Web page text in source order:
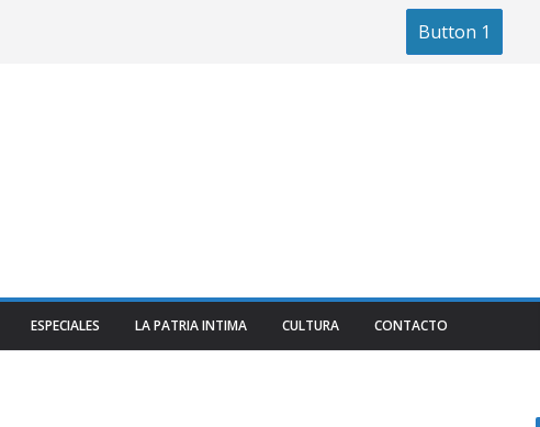
Button 1
ESPECIALES LA PATRIA INTIMA CULTURA CONTACTO